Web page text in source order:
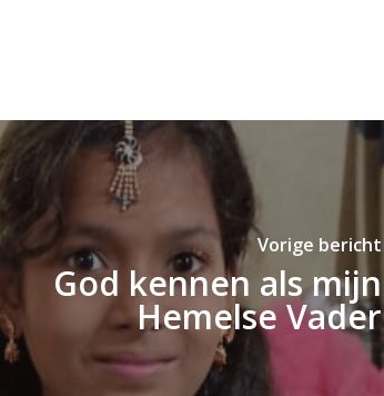
Vorige bericht
God kennen als mijn
Hemelse Vader